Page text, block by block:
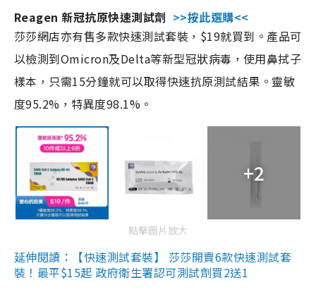
Reagen 新冠抗原快速測試劑 >>按此選購<<
莎莎網店亦有售多款快速測試套裝，$19就買到。產品可
以檢測到Omicron及Delta等新型冠狀病毒，使用鼻拭子
樣本，只需15分鐘就可以取得快速抗原測試結果。靈敏
度95.2%，特異度98.1%。
+2
點擊圖片放大
延伸閱讀：【快速測試套裝】 莎莎開賣6款快速測試套
裝！最平$15起 政府衛生署認可測試劑買2送1